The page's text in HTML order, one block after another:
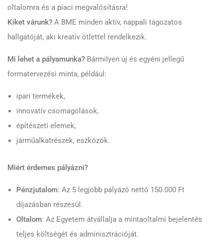
oltalomra és a piaci megvalósításra!
Kiket várunk? A BME minden aktív, nappali tagozatos
hallgatóját, aki kreatív ötlettel rendelkezik.
Mi lehet a pályamunka? Bármilyen új és egyéni jellegű
formatervezési minta, például:
ipari termékek,
innovatív csomagolások,
építészeti elemek,
járműalkatrészek, eszközök.
Miért érdemes pályázni?
Pénzjutalom: Az 5 legjobb pályázó nettó 150.000 Ft
díjazásban részesül.
Oltalom: Az Egyetem átvállalja a mintaoltalmi bejelentés
teljes költségét és adminisztrációját.